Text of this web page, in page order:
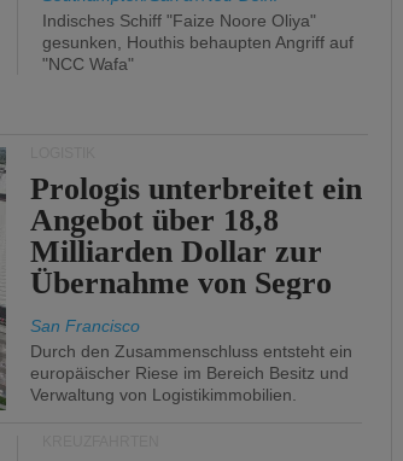
Indisches Schiff "Faize Noore Oliya"
gesunken, Houthis behaupten Angriff auf
"NCC Wafa"
Prologis unterbreitet ein
Angebot über 18,8
Milliarden Dollar zur
Übernahme von Segro
San Francisco
Durch den Zusammenschluss entsteht ein
europäischer Riese im Bereich Besitz und
Verwaltung von Logistikimmobilien.